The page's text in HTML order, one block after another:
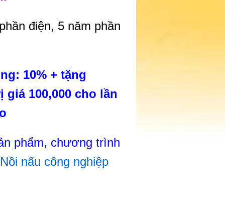
điện, 5 năm phần
10% + tặng
100,000 cho lần
phẩm, chương trình
Nồi nấu công nghiệp